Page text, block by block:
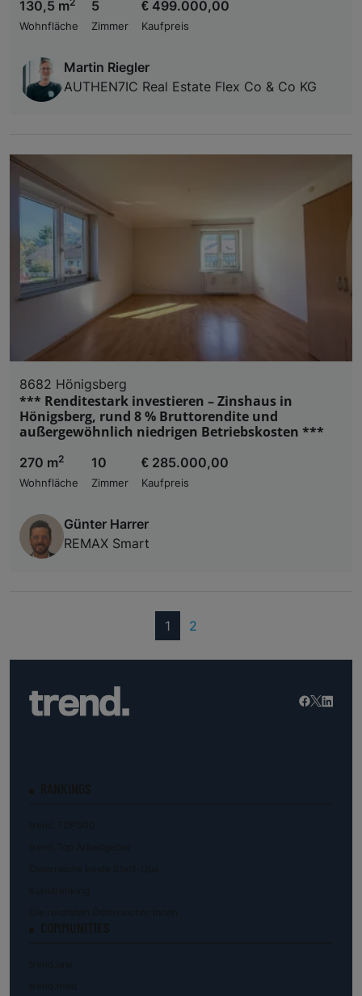
130,5 m
Wohnfläche
5
Zimmer
€ 499.000,00
Kaufpreis
Martin Riegler
AUTHEN7IC Real Estate Flex Co & Co KG
8682 Hönigsberg
*** Renditestark investieren – Zinshaus in
Hönigsberg, rund 8 % Bruttorendite und
außergewöhnlich niedrigen Betriebskosten ***
270 m2
Wohnfläche
10
Zimmer
€ 285.000,00
Kaufpreis
Günter Harrer
REMAX Smart
1 (current)
2